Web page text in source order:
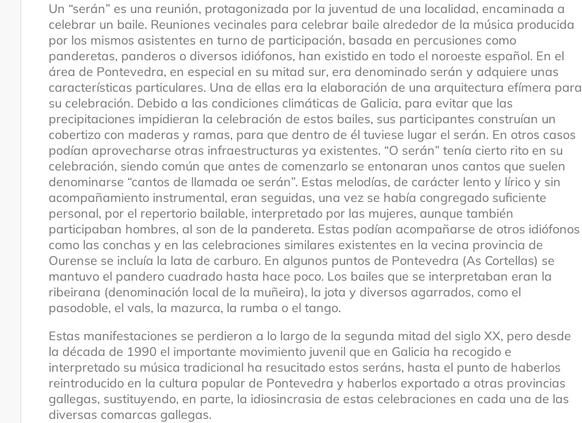
Tradición oral
Un “serán” es una reunión, protagonizada por la juventud de una localidad, encaminada a
celebrar un baile. Reuniones vecinales para celebrar baile alrededor de la música producida
por los mismos asistentes en turno de participación, basada en percusiones como
panderetas, panderos o diversos idiófonos, han existido en todo el noroeste español. En el
área de Pontevedra, en especial en su mitad sur, era denominado serán y adquiere unas
características particulares. Una de ellas era la elaboración de una arquitectura efímera para
su celebración. Debido a las condiciones climáticas de Galicia, para evitar que las
precipitaciones impidieran la celebración de estos bailes, sus participantes construían un
cobertizo con maderas y ramas, para que dentro de él tuviese lugar el serán. En otros casos
podían aprovecharse otras infraestructuras ya existentes. “O serán” tenía cierto rito en su
celebración, siendo común que antes de comenzarlo se entonaran unos cantos que suelen
denominarse “cantos de llamada oe serán”. Estas melodías, de carácter lento y lírico y sin
acompañamiento instrumental, eran seguidas, una vez se había congregado suficiente
personal, por el repertorio bailable, interpretado por las mujeres, aunque también
participaban hombres, al son de la pandereta. Estas podían acompañarse de otros idiófonos
como las conchas y en las celebraciones similares existentes en la vecina provincia de
Ourense se incluía la lata de carburo. En algunos puntos de Pontevedra (As Cortellas) se
mantuvo el pandero cuadrado hasta hace poco. Los bailes que se interpretaban eran la
ribeirana (denominación local de la muñeira), la jota y diversos agarrados, como el
pasodoble, el vals, la mazurca, la rumba o el tango.
Estas manifestaciones se perdieron a lo largo de la segunda mitad del siglo XX, pero desde
la década de 1990 el importante movimiento juvenil que en Galicia ha recogido e
interpretado su música tradicional ha resucitado estos seráns, hasta el punto de haberlos
reintroducido en la cultura popular de Pontevedra y haberlos exportado a otras provincias
gallegas, sustituyendo, en parte, la idiosincrasia de estas celebraciones en cada una de las
diversas comarcas gallegas.